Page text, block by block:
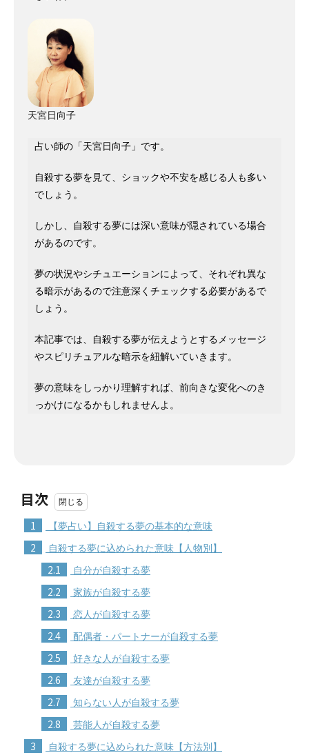
天宮日向子
占い師の「天宮日向子」です。
自殺する夢を見て、ショックや不安を感じる人も多い
でしょう。
しかし、自殺する夢には深い意味が隠されている場合
があるのです。
夢の状況やシチュエーションによって、それぞれ異な
る暗示があるので注意深くチェックする必要があるで
しょう。
本記事では、自殺する夢が伝えようとするメッセージ
やスピリチュアルな暗示を紐解いていきます。
夢の意味をしっかり理解すれば、前向きな変化へのき
っかけになるかもしれませんよ。
目次
1 【夢占い】自殺する夢の基本的な意味
2 自殺する夢に込められた意味【人物別】
2.1 自分が自殺する夢
2.2 家族が自殺する夢
2.3 恋人が自殺する夢
2.4 配偶者・パートナーが自殺する夢
2.5 好きな人が自殺する夢
2.6 友達が自殺する夢
2.7 知らない人が自殺する夢
2.8 芸能人が自殺する夢
3 自殺する夢に込められた意味【方法別】